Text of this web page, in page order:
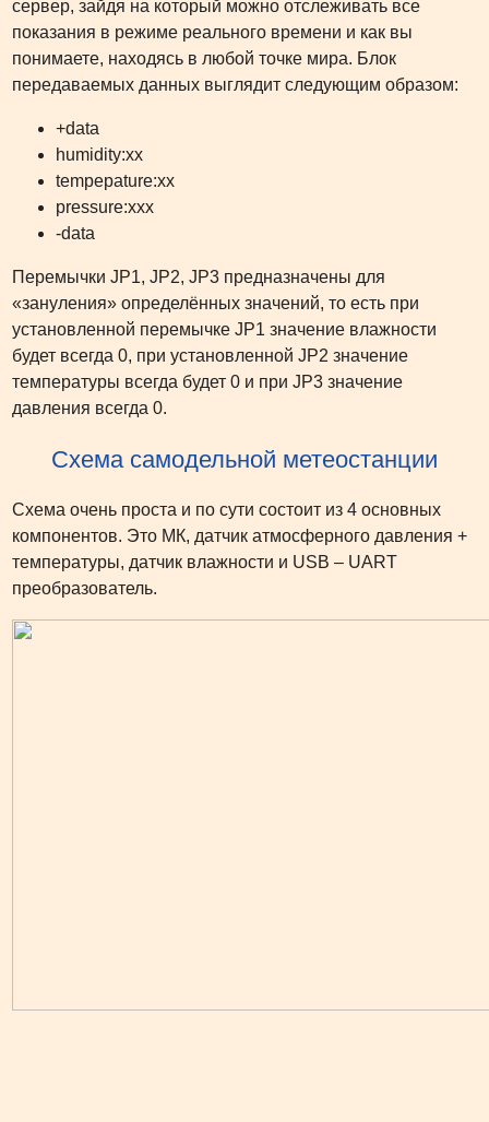
сервер, зайдя на который можно отслеживать все
показания в режиме реального времени и как вы
понимаете, находясь в любой точке мира. Блок
передаваемых данных выглядит следующим образом:
+data
humidity:хх
tempepature:хх
pressure:ххх
-data
Перемычки JP1, JP2, JP3 предназначены для
«зануления» определённых значений, то есть при
установленной перемычке JP1 значение влажности
будет всегда 0, при установленной JP2 значение
температуры всегда будет 0 и при JP3 значение
давления всегда 0.
Схема самодельной метеостанции
Схема очень проста и по сути состоит из 4 основных
компонентов. Это МК, датчик атмосферного давления +
температуры, датчик влажности и USB – UART
преобразователь.